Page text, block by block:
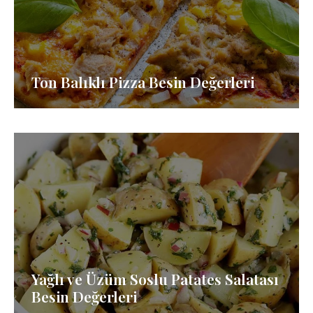
Ton Balıklı Pizza Besin Değerleri
Yağlı ve Üzüm Soslu Patates Salatası
Besin Değerleri